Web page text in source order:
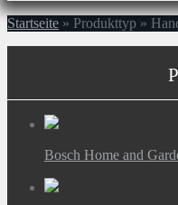
Startseite » Produkttyp »
Bosch Home and